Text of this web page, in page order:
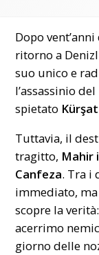
Dopo
ritorno a
suo unico e
l’assassinio
spietato
Tuttavia, il
tragitto, Mahir
Canfeza. Tra i
immediato,
scopre la
acerrimo
giorno delle